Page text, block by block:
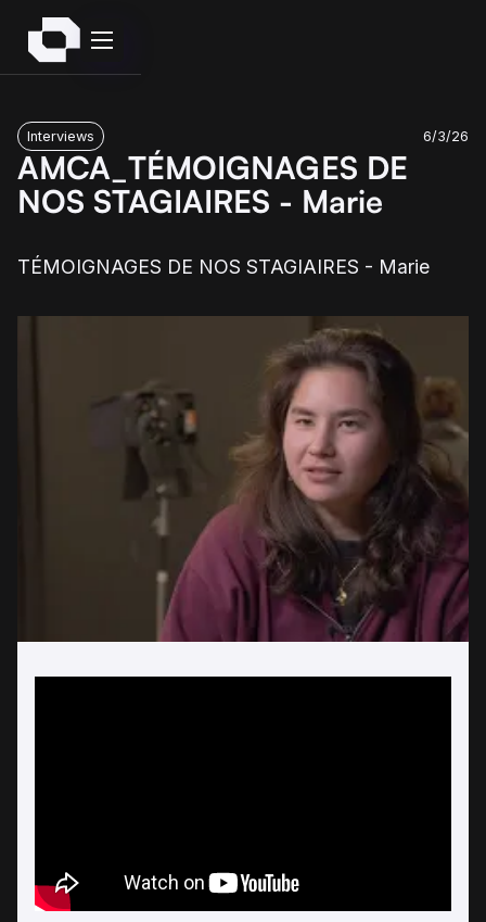
Interviews 6/3/26
AMCA_TÉMOIGNAGES DE
NOS STAGIAIRES - Marie
TÉMOIGNAGES DE NOS STAGIAIRES - Marie